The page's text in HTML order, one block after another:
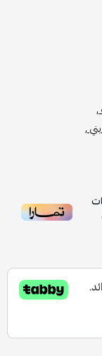
,
,